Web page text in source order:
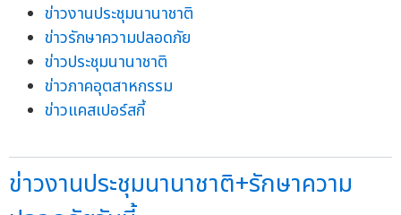
ข่าวงานประชุมนานาชาติ
ข่าวรักษาความปลอดภัย
ข่าวประชุมนานาชาติ
ข่าวภาคอุตสาหกรรม
ข่าวแคสเปอร์สกี้
ข่าวงานประชุมนานาชาติ+รักษาความ